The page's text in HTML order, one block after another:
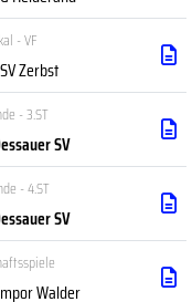
- VF
Zerbst
- 3.ST
SV
- 4.ST
SV
Walder